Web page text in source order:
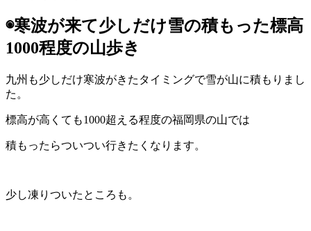
◉寒波が来て少しだけ雪の積もった標高
1000程度の山歩き
九州も少しだけ寒波がきたタイミングで雪が山に積もりまし
た。
標高が高くても1000超える程度の福岡県の山では
積もったらついつい行きたくなります。
少し凍りついたところも。